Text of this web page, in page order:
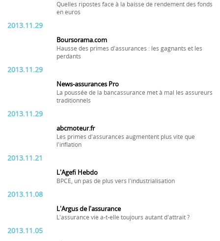
Quelles ripostes face à la baisse de rendement des fonds
en euros
2013.11.29
Boursorama.com
Hausse des primes d'assurances : les gagnants et les
perdants
2013.11.29
News-assurances Pro
La poussée de la bancassurance met à mal les assureurs
traditionnels
2013.11.29
abcmoteur.fr
Les primes d'assurances augmentent plus vite que
l'inflation
2013.11.21
L'Agefi Hebdo
BPCE, un pas de plus vers l'industrialisation
2013.11.08
L'Argus de l'assurance
L'assurance vie a-t-elle toujours autant d'attrait ?
2013.11.05